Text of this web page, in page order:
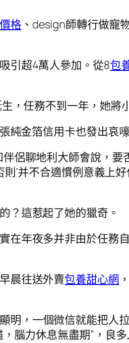
格、design師轉行做寵
引超4萬人參加。從8包
，任務不到一年，她將
純金箔信用卡也發出哀
侶聊地利大師會說，
則’并不合適慣例意義
？這惹起了她的獵奇。
在年夜多并非由於任務
晨往送外賣包養甜心網
明，一個微信就能把人
腦力休息無盡期”，良